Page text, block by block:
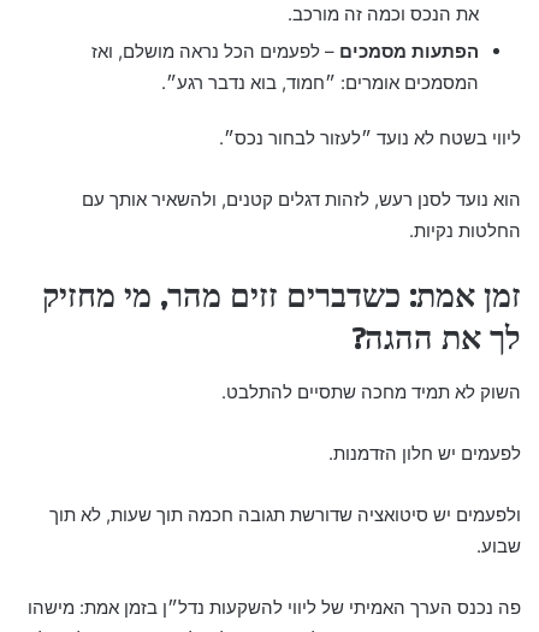
את הנכס וכמה זה מורכב.
הפתעות מסמכים – לפעמים הכל נראה מושלם, ואז
המסמכים אומרים: ״חמוד, בוא נדבר רגע״.
ליווי בשטח לא נועד ״לעזור לבחור נכס״.
הוא נועד לסנן רעש, לזהות דגלים קטנים, ולהשאיר אותך עם
החלטות נקיות.
זמן אמת: כשדברים זזים מהר, מי מחזיק
לך את ההגה?
השוק לא תמיד מחכה שתסיים להתלבט.
לפעמים יש חלון הזדמנות.
ולפעמים יש סיטואציה שדורשת תגובה חכמה תוך שעות, לא תוך
שבוע.
פה נכנס הערך האמיתי של ליווי להשקעות נדל״ן בזמן אמת: מישהו